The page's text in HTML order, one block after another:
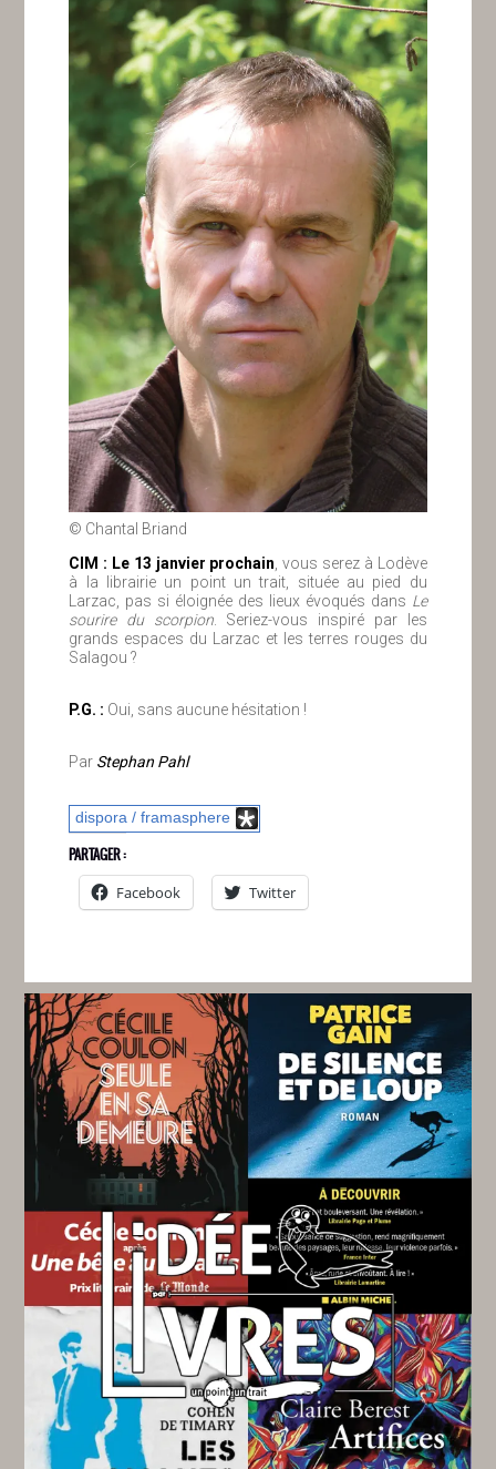
© Chantal Briand
ClM : Le 13 janvier prochain, vous serez à Lodève
à la librairie un point un trait, située au pied du
Larzac, pas si éloignée des lieux évoqués dans Le
sourire du scorpion. Seriez-vous inspiré par les
grands espaces du Larzac et les terres rouges du
Salagou ?
P.G. : Oui, sans aucune hésitation !
Par Stephan Pahl
dispora / framasphere
PARTAGER :
Facebook
Twitter